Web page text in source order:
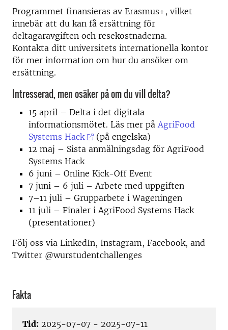
Programmet finansieras av Erasmus+, vilket
innebär att du kan få ersättning för
deltagaravgiften och resekostnaderna.
Kontakta ditt universitets internationella kontor
för mer information om hur du ansöker om
ersättning.
Intresserad, men osäker på om du vill delta?
15 april – Delta i det digitala
informationsmötet. Läs mer på AgriFood
Systems Hack
(på engelska)
12 maj – Sista anmälningsdag för AgriFood
Systems Hack
6 juni – Online Kick-Off Event
7 juni – 6 juli – Arbete med uppgiften
7–11 juli – Grupparbete i Wageningen
11 juli – Finaler i AgriFood Systems Hack
(presentationer)
Följ oss via LinkedIn, Instagram, Facebook, and
Twitter @wurstudentchallenges
Fakta
Tid: 2025-07-07 - 2025-07-11